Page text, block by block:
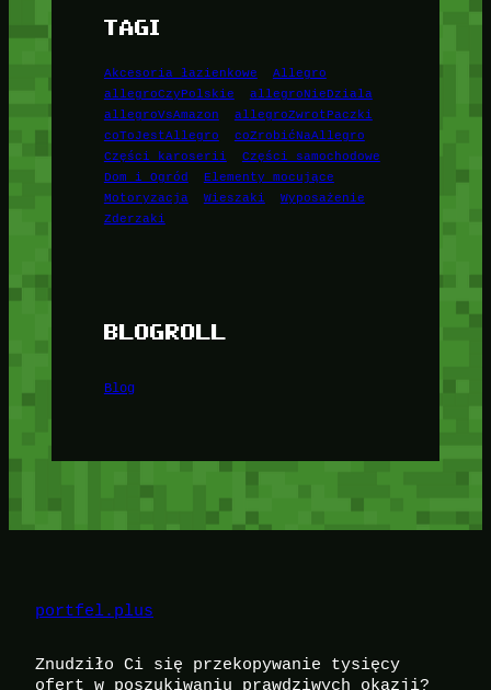
TAGI
Akcesoria łazienkowe
Allegro
allegroCzyPolskie
allegroNieDziala
allegroVsAmazon
allegroZwrotPaczki
coToJestAllegro
coZrobićNaAllegro
Części karoserii
Części samochodowe
Dom i Ogród
Elementy mocujące
Motoryzacja
Wieszaki
Wyposażenie
Zderzaki
BLOGROLL
Blog
portfel.plus
Znudziło Ci się przekopywanie tysięcy
ofert w poszukiwaniu prawdziwych okazji?